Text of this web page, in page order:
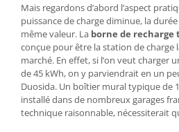
Mais regardons d’abord l’aspect
puissance de charge diminue, la
même valeur. La borne de recharge
conçue pour être la station de charge
marché. En effet, si l’on veut charger
de 45 kWh, on y parviendrait en un
Duosida. Un boîtier mural typique de
installé dans de nombreux garages
technique raisonnable, nécessiterait